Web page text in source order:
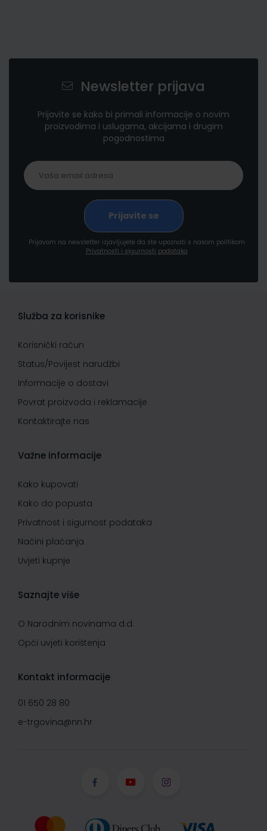
Newsletter prijava
Prijavite se kako bi primali informacije o novim
proizvodima i uslugama, akcijama i drugim
pogodnostima
Prijavom na newsletter izjavljujete da ste upoznati s našom politikom
Privatnosti i sigurnosti podataka
Služba za korisnike
Korisnički račun
Status/Povijest narudžbi
Informacije o dostavi
Povrat proizvoda i reklamacije
Kontaktirajte nas
Važne informacije
Kako kupovati
Kako do popusta
Privatnost i sigurnost podataka
Načini plaćanja
Uvjeti kupnje
Saznajte više
O Narodnim novinama d.d.
Opći uvjeti korištenja
Kontakt informacije
01 650 28 80
e-trgovina@nn.hr